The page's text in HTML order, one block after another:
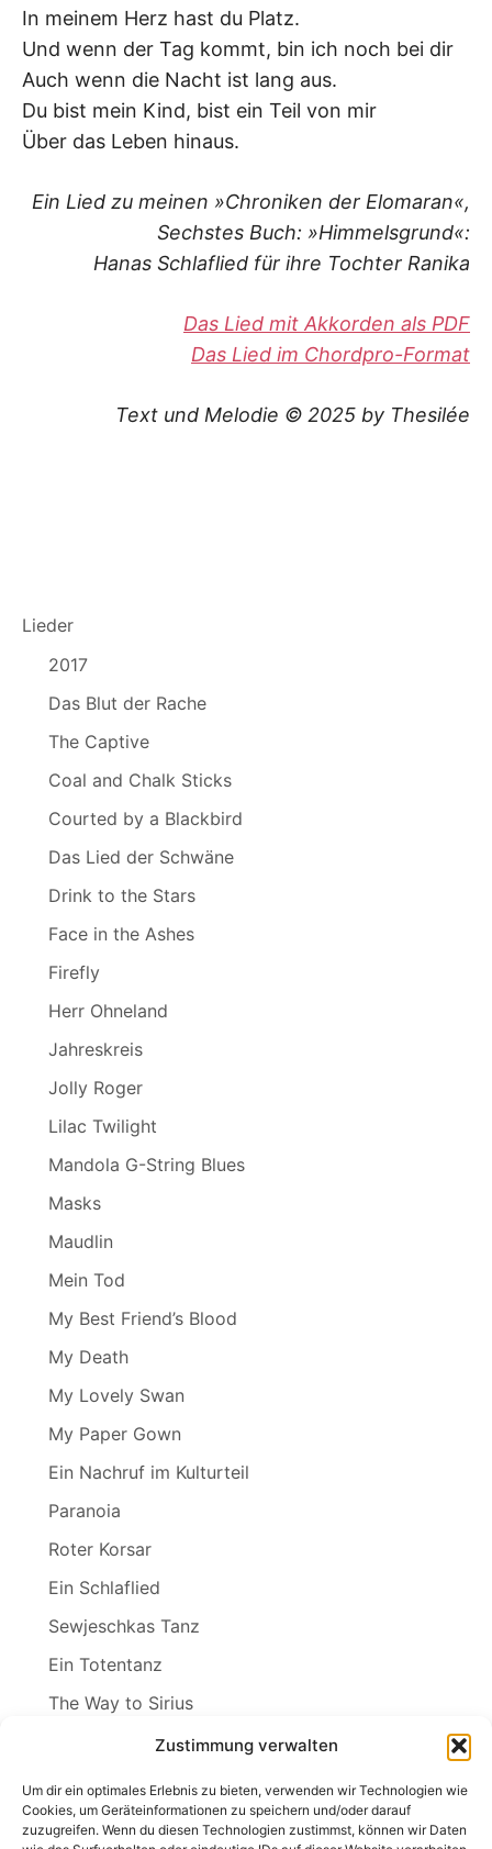
Zustimmung verwalten
Um dir ein optimales Erlebnis zu bieten, verwenden wir Technologien wie
Cookies, um Geräteinformationen zu speichern und/oder darauf
zuzugreifen. Wenn du diesen Technologien zustimmst, können wir Daten
In meinem Herz hast du Platz.
Und wenn der Tag kommt, bin ich noch bei dir
Auch wenn die Nacht ist lang aus.
Du bist mein Kind, bist ein Teil von mir
Über das Leben hinaus.
Ein Lied zu meinen »Chroniken der Elomaran«,
Sechstes Buch: »Himmelsgrund«:
Hanas Schlaflied für ihre Tochter Ranika
Das Lied mit Akkorden als PDF
Das Lied im Chordpro-Format
Text und Melodie © 2025 by Thesilée
Lieder
2017
Das Blut der Rache
The Captive
Coal and Chalk Sticks
Courted by a Blackbird
Das Lied der Schwäne
Drink to the Stars
Face in the Ashes
Firefly
Herr Ohneland
Jahreskreis
Jolly Roger
Lilac Twilight
Mandola G-String Blues
Masks
Maudlin
Mein Tod
My Best Friend’s Blood
My Death
My Lovely Swan
My Paper Gown
Ein Nachruf im Kulturteil
Paranoia
Roter Korsar
Ein Schlaflied
Sewjeschkas Tanz
Ein Totentanz
The Way to Sirius
Wenn ich der Winter wär
Wind in den Weiden